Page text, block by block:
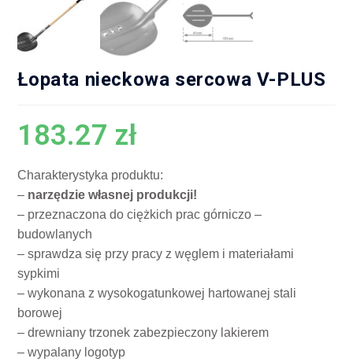
Łopata nieckowa sercowa V-PLUS
183.27 zł
Charakterystyka produktu:
– narzędzie własnej produkcji!
– przeznaczona do ciężkich prac górniczo –
budowlanych
– sprawdza się przy pracy z węglem i materiałami
sypkimi
– wykonana z wysokogatunkowej hartowanej stali
borowej
– drewniany trzonek zabezpieczony lakierem
– wypalany logotyp